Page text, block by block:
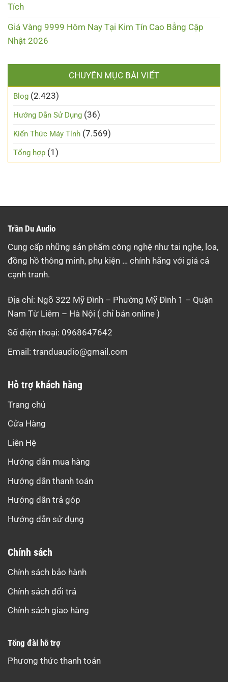
Tích
Giá Vàng 9999 Hôm Nay Tại Kim Tín Cao Bằng Cập
Nhật 2026
CHUYÊN MỤC BÀI VIẾT
Blog (2.423)
Hướng Dẫn Sử Dụng (36)
Kiến Thức Máy Tính (7.569)
Tổng hợp (1)
Trần Du Audio
Cung cấp những sản phẩm công nghệ như tai nghe, loa,
đồng hồ thông minh, phụ kiện … chính hãng với giá cả
cạnh tranh.
Địa chỉ: Ngõ 322 Mỹ Đình – Phường Mỹ Đình 1 – Quận
Nam Từ Liêm – Hà Nội ( chỉ bán online )
Số điện thoại: 0968647642
Email: tranduaudio@gmail.com
Hỗ trợ khách hàng
Trang chủ
Cửa Hàng
Liên Hệ
Hướng dẫn mua hàng
Hướng dẫn thanh toán
Hướng dẫn trả góp
Hướng dẫn sử dụng
Chính sách
Chính sách bảo hành
Chính sách đổi trả
Chính sách giao hàng
Tổng đài hỗ trợ
Phương thức thanh toán